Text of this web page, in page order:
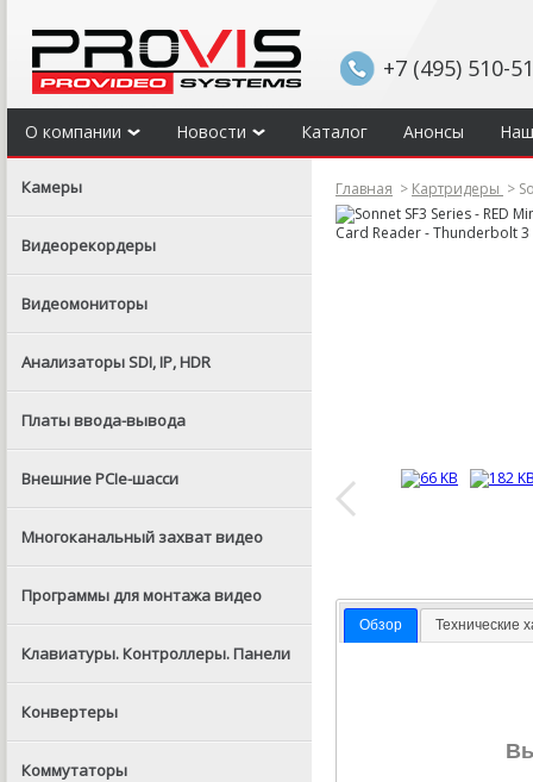
+7 (495) 510-
О компании Новости Каталог Анонсы
Камеры
Видеорекордеры
Видеомониторы
Анализаторы SDI, IP, HDR
Платы ввода-вывода
Внешние PCIe-шасси
Многоканальный захват видео
Программы для монтажа видео
Клавиатуры. Контроллеры. Панели
Конвертеры
Коммутаторы
Главная > Картридеры >
Обзор Технические